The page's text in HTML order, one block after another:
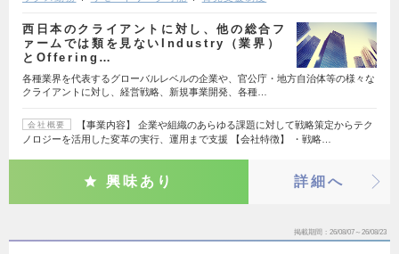
西日本のクライアントに対し、他の総合フ
ァームでは類を見ないIndustry（業界）
とOffering…
各種業界を代表するグローバルレベルの企業や、官公庁・地方自治体等の様々な
クライアントに対し、経営戦略、新規事業開発、各種…
会社概要
【事業内容】 企業や組織のあらゆる課題に対して戦略策定からテク
ノロジーを活用した変革の実行、運用まで支援 【会社特徴】 ・戦略…
興味あり 詳細へ
掲載期間 26/08/07～26/08/23